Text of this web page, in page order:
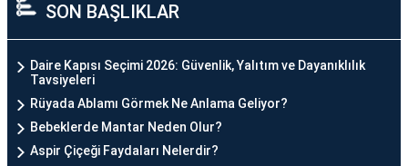
SON BAŞLIKLAR
Daire Kapısı Seçimi 2026: Güvenlik, Yalıtım ve Dayanıklılık
Tavsiyeleri
Rüyada Ablamı Görmek Ne Anlama Geliyor?
Bebeklerde Mantar Neden Olur?
Aspir Çiçeği Faydaları Nelerdir?